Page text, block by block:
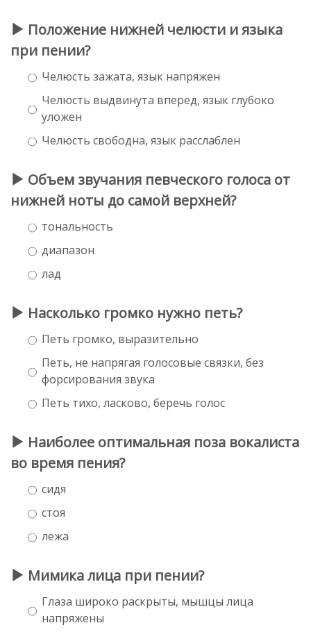
Положение нижней челюсти и языка
при пении?
Челюсть зажата, язык напряжен
Челюсть выдвинута вперед, язык глубоко
уложен
Челюсть свободна, язык расслаблен
Объем звучания певческого голоса от
нижней ноты до самой верхней?
тональность
диапазон
лад
Насколько громко нужно петь?
Петь громко, выразительно
Петь, не напрягая голосовые связки, без
форсирования звука
Петь тихо, ласково, беречь голос
Наиболее оптимальная поза вокалиста
во время пения?
сидя
стоя
лежа
Мимика лица при пении?
Глаза широко раскрыты, мышцы лица
напряжены